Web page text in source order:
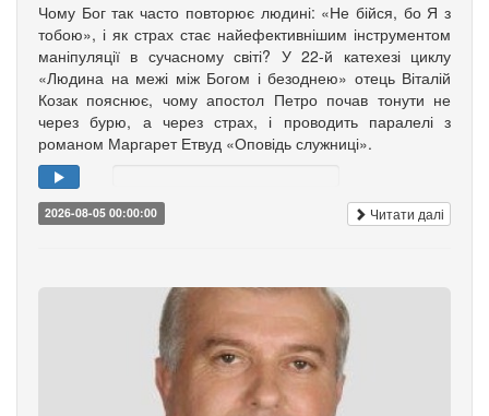
Чому Бог так часто повторює людині: «Не бійся, бо Я з
тобою», і як страх стає найефективнішим інструментом
маніпуляції в сучасному світі? У 22-й катехезі циклу
«Людина на межі між Богом і безоднею» отець Віталій
Козак пояснює, чому апостол Петро почав тонути не
через бурю, а через страх, і проводить паралелі з
романом Маргарет Етвуд «Оповідь служниці».
2026-08-05 00:00:00 Читати далі